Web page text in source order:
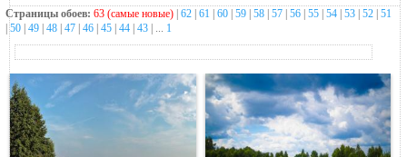
Страницы обоев: 63 (самые новые) 62 61 60 59 58 57 56 55 54 53 52 51
|50 49 48 47 46 45 44 43 | ... 1